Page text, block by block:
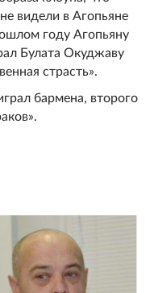
видели в Агопьяне
году Агопьяну
Булата Окуджаву
страсть».
бармена, второго